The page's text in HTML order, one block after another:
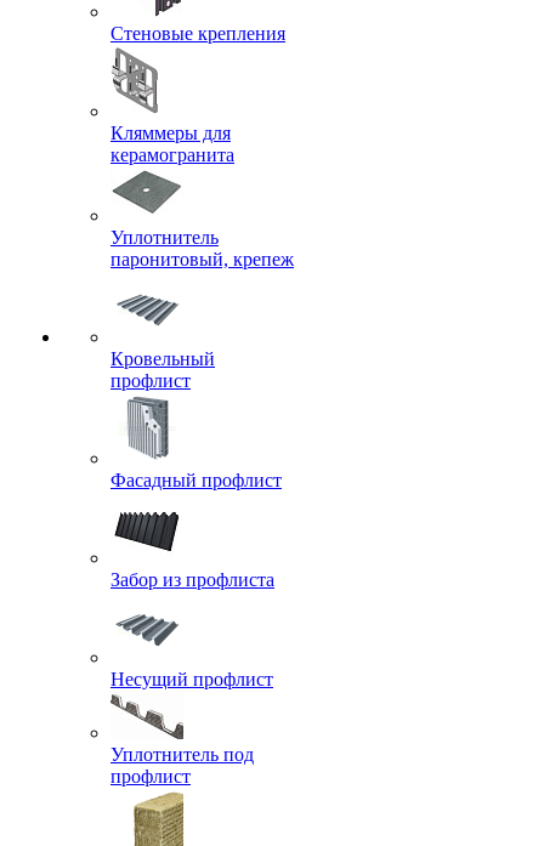
Стеновые крепления
Кляммеры для
керамогранита
Уплотнитель
паронитовый, крепеж
Кровельный
профлист
Фасадный профлист
Забор из профлиста
Несущий профлист
Уплотнитель под
профлист